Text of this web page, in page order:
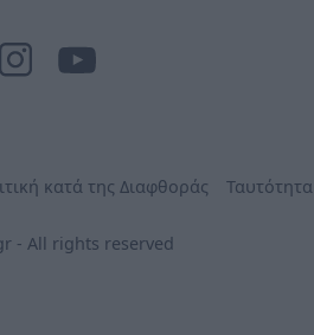
κατά της Διαφθοράς Ταυτότητα
- All rights reserved